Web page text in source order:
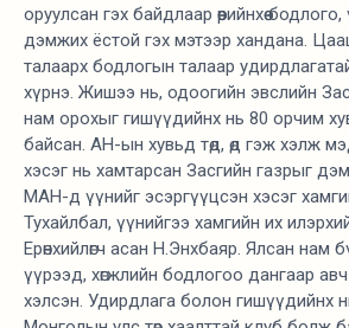
оруулсан гэх байдлаар өөрийнхөө
дэмжих ёстой гэх мэтээр хандана.
талаарх бодлогын талаар удирдлагатай
хүрнэ. Жишээ нь, одоогийн эвслийн
нам орохыг гишүүдийнх нь 80 орчим
байсан. АН-ын хувьд төд, өд гэж хэлж
хэсэг нь хамтарсан Засгийн газрыг
МАН-д үүнийг эсэргүүцсэн хэсэг
Тухайлбал, үүнийгээ хамгийн их
Ерөнхийлөгч асан Н.Энхбаяр. Ялсан нам
үүрээд, хөгжлийн бодлогоо дангаар
хэлсэн. Удирдлага болон гишүүдийнх